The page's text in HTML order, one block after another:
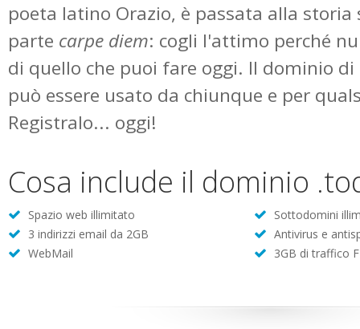
poeta latino Orazio, è passata alla
parte carpe diem: cogli l'attimo perché
di quello che puoi fare oggi. Il dominio
può essere usato da chiunque e per
Registralo... oggi!
Cosa include il dominio
Spazio web illimitato
Sottodomini
3 indirizzi email da 2GB
Antivirus e
WebMail
3GB di traffico